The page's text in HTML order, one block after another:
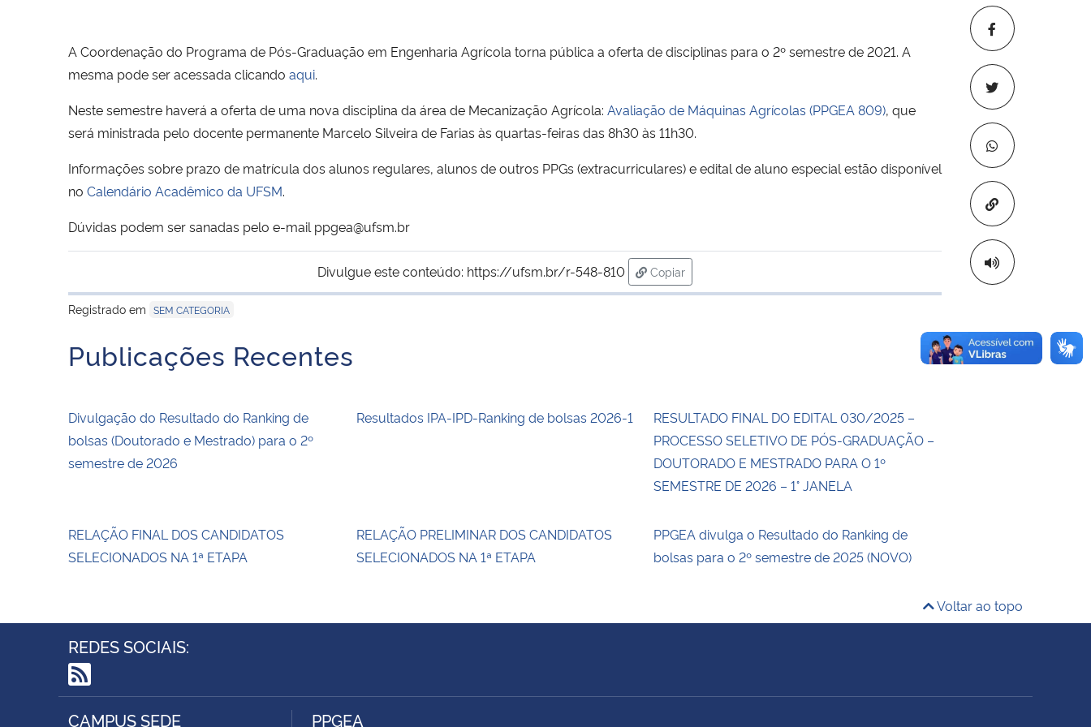
Copiar para
A Coordenação do Programa de Pós-Graduação em Engenharia Agrícola torna pública a oferta de disciplinas para o 2º semestre de 2021. A
mesma pode ser acessada clicando aqui.
Neste semestre haverá a oferta de uma nova disciplina da área de Mecanização Agrícola: Avaliação de Máquinas Agrícolas (PPGEA 809), que
será ministrada pelo docente permanente Marcelo Silveira de Farias às quartas-feiras das 8h30 às 11h30.
Informações sobre prazo de matrícula dos alunos regulares, alunos de outros PPGs (extracurriculares) e edital de aluno especial estão disponível
no Calendário Acadêmico da UFSM.
Dúvidas podem ser sanadas pelo e-mail ppgea@ufsm.br
Divulgue este conteúdo: https://ufsm.br/r-548-810
Copiar
para área de transferência
Registrado em SEM CATEGORIA
Publicações Recentes
Divulgação do Resultado do Ranking de
bolsas (Doutorado e Mestrado) para o 2º
semestre de 2026
Resultados IPA-IPD-Ranking de bolsas 2026-1
RESULTADO FINAL DO EDITAL 030/2025 –
PROCESSO SELETIVO DE PÓS-GRADUAÇÃO –
DOUTORADO E MESTRADO PARA O 1º
SEMESTRE DE 2026 – 1° JANELA
RELAÇÃO FINAL DOS CANDIDATOS
SELECIONADOS NA 1ª ETAPA
RELAÇÃO PRELIMINAR DOS CANDIDATOS
SELECIONADOS NA 1ª ETAPA
PPGEA divulga o Resultado do Ranking de
bolsas para o 2º semestre de 2025 (NOVO)
Voltar ao topo
REDES SOCIAIS:
RSS
CAMPUS SEDE PPGEA